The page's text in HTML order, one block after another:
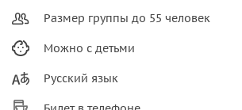
Размер группы до 55 человек
Можно с детьми
Русский язык